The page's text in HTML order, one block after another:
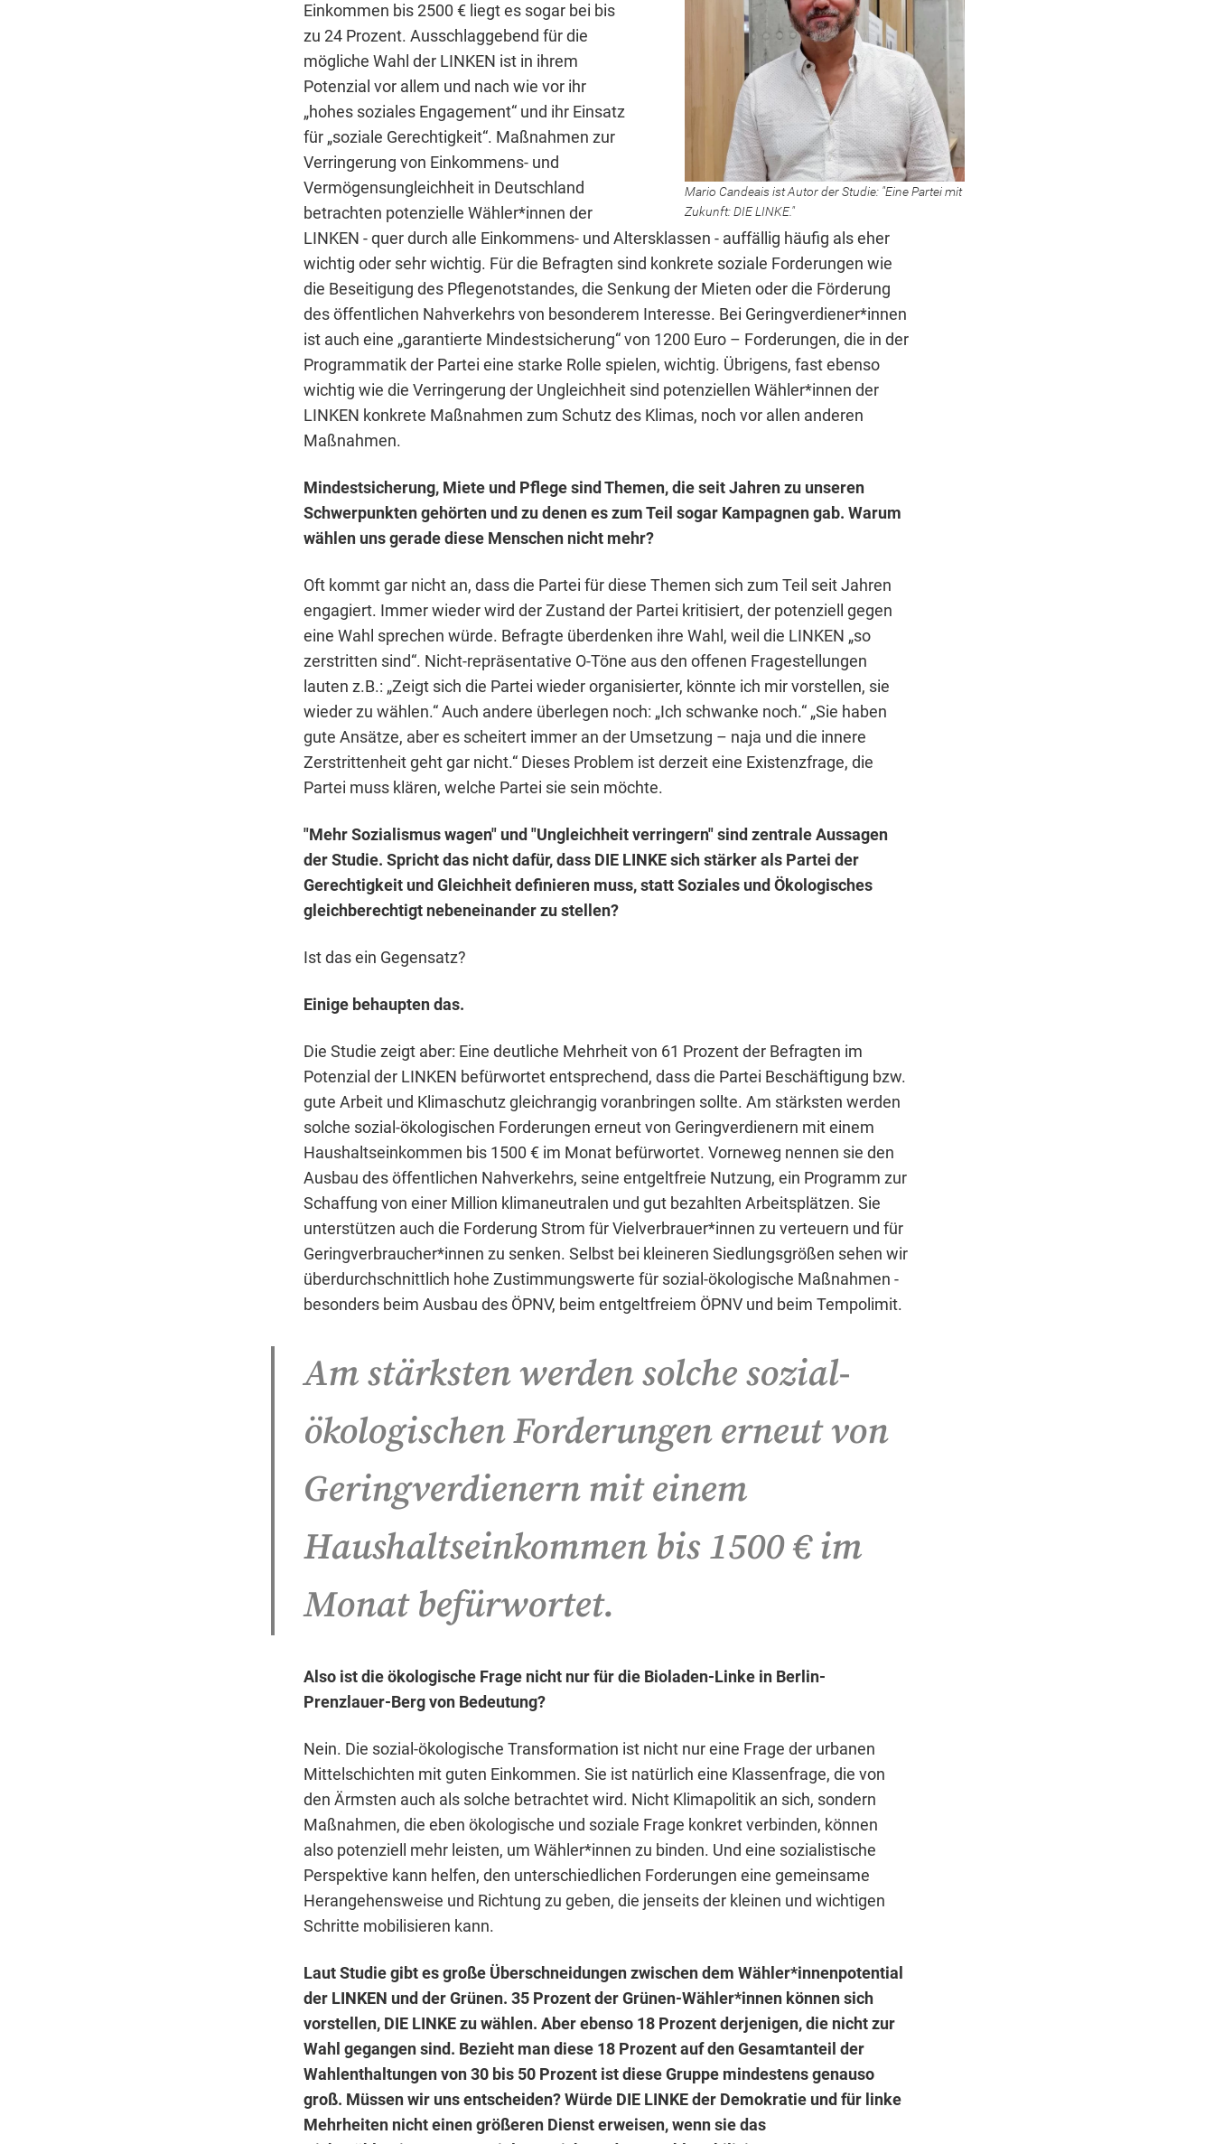
Mario Candeais ist Autor der Studie: "Eine Partei mit
Zukunft: DIE LINKE."
Einkommen bis 2500 € liegt es sogar bei bis
zu 24 Prozent. Ausschlaggebend für die
mögliche Wahl der LINKEN ist in ihrem
Potenzial vor allem und nach wie vor ihr
„hohes soziales Engagement“ und ihr Einsatz
für „soziale Gerechtigkeit“. Maßnahmen zur
Verringerung von Einkommens- und
Vermögensungleichheit in Deutschland
betrachten potenzielle Wähler*innen der
LINKEN - quer durch alle Einkommens- und Altersklassen - auffällig häufig als eher
wichtig oder sehr wichtig. Für die Befragten sind konkrete soziale Forderungen wie
die Beseitigung des Pflegenotstandes, die Senkung der Mieten oder die Förderung
des öffentlichen Nahverkehrs von besonderem Interesse. Bei Geringverdiener*innen
ist auch eine „garantierte Mindestsicherung“ von 1200 Euro – Forderungen, die in der
Programmatik der Partei eine starke Rolle spielen, wichtig. Übrigens, fast ebenso
wichtig wie die Verringerung der Ungleichheit sind potenziellen Wähler*innen der
LINKEN konkrete Maßnahmen zum Schutz des Klimas, noch vor allen anderen
Maßnahmen.
Mindestsicherung, Miete und Pflege sind Themen, die seit Jahren zu unseren
Schwerpunkten gehörten und zu denen es zum Teil sogar Kampagnen gab. Warum
wählen uns gerade diese Menschen nicht mehr?
Oft kommt gar nicht an, dass die Partei für diese Themen sich zum Teil seit Jahren
engagiert. Immer wieder wird der Zustand der Partei kritisiert, der potenziell gegen
eine Wahl sprechen würde. Befragte überdenken ihre Wahl, weil die LINKEN „so
zerstritten sind“. Nicht-repräsentative O-Töne aus den offenen Fragestellungen
lauten z.B.: „Zeigt sich die Partei wieder organisierter, könnte ich mir vorstellen, sie
wieder zu wählen.“ Auch andere überlegen noch: „Ich schwanke noch.“ „Sie haben
gute Ansätze, aber es scheitert immer an der Umsetzung – naja und die innere
Zerstrittenheit geht gar nicht.“ Dieses Problem ist derzeit eine Existenzfrage, die
Partei muss klären, welche Partei sie sein möchte.
"Mehr Sozialismus wagen" und "Ungleichheit verringern" sind zentrale Aussagen
der Studie. Spricht das nicht dafür, dass DIE LINKE sich stärker als Partei der
Gerechtigkeit und Gleichheit definieren muss, statt Soziales und Ökologisches
gleichberechtigt nebeneinander zu stellen?
Ist das ein Gegensatz?
Einige behaupten das.
Die Studie zeigt aber: Eine deutliche Mehrheit von 61 Prozent der Befragten im
Potenzial der LINKEN befürwortet entsprechend, dass die Partei Beschäftigung bzw.
gute Arbeit und Klimaschutz gleichrangig voranbringen sollte. Am stärksten werden
solche sozial-ökologischen Forderungen erneut von Geringverdienern mit einem
Haushaltseinkommen bis 1500 € im Monat befürwortet. Vorneweg nennen sie den
Ausbau des öffentlichen Nahverkehrs, seine entgeltfreie Nutzung, ein Programm zur
Schaffung von einer Million klimaneutralen und gut bezahlten Arbeitsplätzen. Sie
unterstützen auch die Forderung Strom für Vielverbrauer*innen zu verteuern und für
Geringverbraucher*innen zu senken. Selbst bei kleineren Siedlungsgrößen sehen wir
überdurchschnittlich hohe Zustimmungswerte für sozial-ökologische Maßnahmen -
besonders beim Ausbau des ÖPNV, beim entgeltfreiem ÖPNV und beim Tempolimit.
Am stärksten werden solche sozial-
ökologischen Forderungen erneut von
Geringverdienern mit einem
Haushaltseinkommen bis 1500 € im
Monat befürwortet.
Also ist die ökologische Frage nicht nur für die Bioladen-Linke in Berlin-
Prenzlauer-Berg von Bedeutung?
Nein. Die sozial-ökologische Transformation ist nicht nur eine Frage der urbanen
Mittelschichten mit guten Einkommen. Sie ist natürlich eine Klassenfrage, die von
den Ärmsten auch als solche betrachtet wird. Nicht Klimapolitik an sich, sondern
Maßnahmen, die eben ökologische und soziale Frage konkret verbinden, können
also potenziell mehr leisten, um Wähler*innen zu binden. Und eine sozialistische
Perspektive kann helfen, den unterschiedlichen Forderungen eine gemeinsame
Herangehensweise und Richtung zu geben, die jenseits der kleinen und wichtigen
Schritte mobilisieren kann.
Laut Studie gibt es große Überschneidungen zwischen dem Wähler*innenpotential
der LINKEN und der Grünen. 35 Prozent der Grünen-Wähler*innen können sich
vorstellen, DIE LINKE zu wählen. Aber ebenso 18 Prozent derjenigen, die nicht zur
Wahl gegangen sind. Bezieht man diese 18 Prozent auf den Gesamtanteil der
Wahlenthaltungen von 30 bis 50 Prozent ist diese Gruppe mindestens genauso
groß. Müssen wir uns entscheiden? Würde DIE LINKE der Demokratie und für linke
Mehrheiten nicht einen größeren Dienst erweisen, wenn sie das